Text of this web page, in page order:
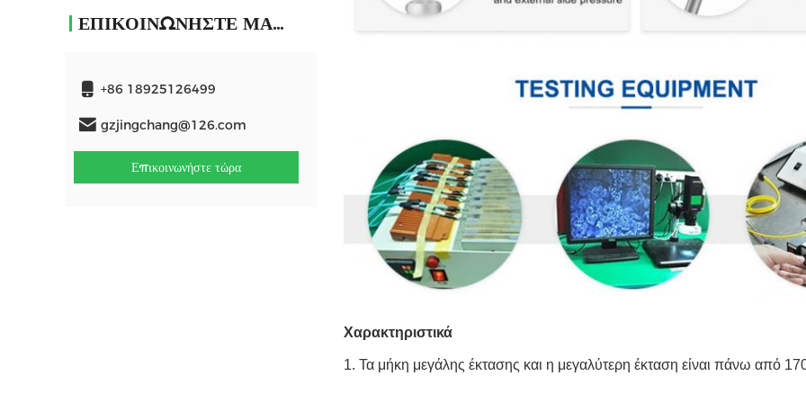
ΕΠΙΚΟΙΝΩΝΉΣΤΕ ΜΑΖΊ ΜΑΣ
+86 18925126499
gzjingchang@126.com
Επικοινωνήστε τώρα
Χαρακτηριστικά
1. Τα μήκη μεγάλης έκτασης και η μεγαλύτερη έκταση είναι πάνω από